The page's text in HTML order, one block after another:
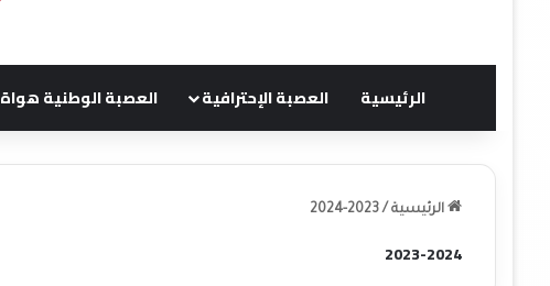
الرئيسية العصبة الإحترافية العصبة الوطنية هواة
الرئيسية /
2023-2024
2023-2024